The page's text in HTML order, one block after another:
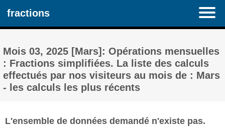
fractions
Mois 03, 2025 [Mars]: Opérations mensuelles
: Fractions simplifiées. La liste des calculs
effectués par nos visiteurs au mois de : Mars
- les calculs les plus récents
L'ensemble de données demandé n'existe pas.